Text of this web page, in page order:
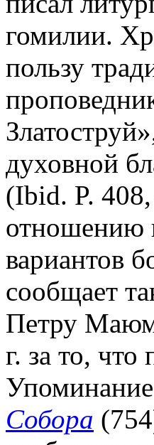
гомилии.
пользу
духовной
(Ibid. P. 408,
отношению
вариантов
сообщает
Петру
г. за то,
Собора